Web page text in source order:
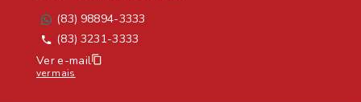
(83) 98894-3333
(83) 3231-3333
Ver e-mail
ver mais